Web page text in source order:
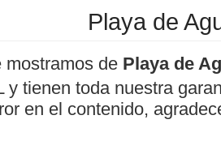
Playa de
mostramos de Playa de
y tienen toda nuestra
en el contenido,